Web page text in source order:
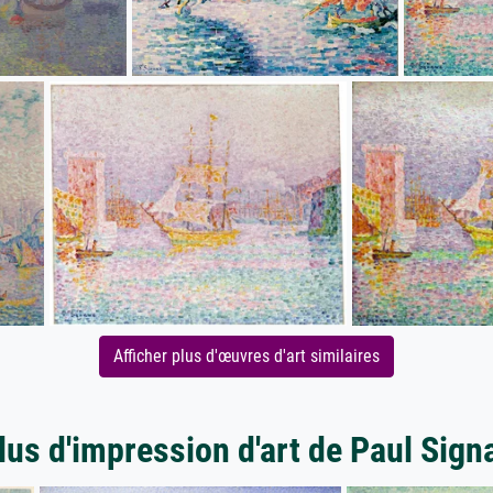
Afficher plus d'œuvres d'art similaires
d'impression d'art de Paul